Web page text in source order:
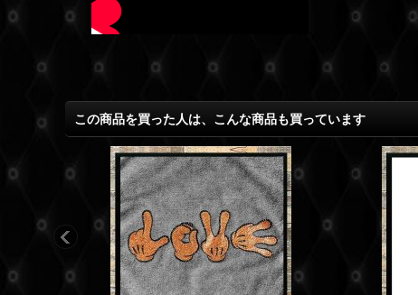
この商品を買った人は、こんな商品も買っています